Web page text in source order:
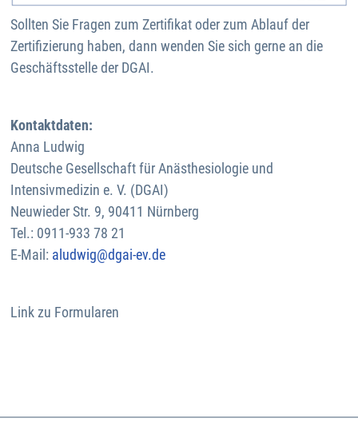
Sollten Sie Fragen zum Zertifikat oder zum Ablauf der
Zertifizierung haben, dann wenden Sie sich gerne an die
Geschäftsstelle der DGAI.
Kontaktdaten:
Anna Ludwig
Deutsche Gesellschaft für Anästhesiologie und
Intensivmedizin e. V. (DGAI)
Neuwieder Str. 9, 90411 Nürnberg
Tel.: 0911-933 78 21
E-Mail: aludwig@dgai-ev.de
Link zu Formularen